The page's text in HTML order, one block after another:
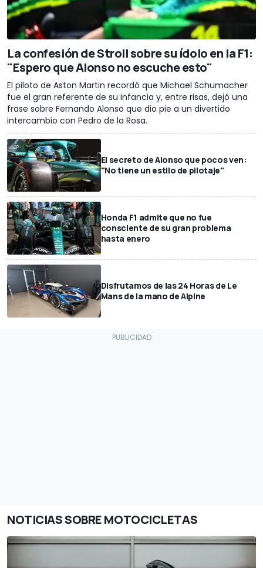
La confesión de Stroll sobre su ídolo en la F1:
"Espero que Alonso no escuche esto"
El piloto de Aston Martin recordó que Michael Schumacher
fue el gran referente de su infancia y, entre risas, dejó una
frase sobre Fernando Alonso que dio pie a un divertido
intercambio con Pedro de la Rosa.
El secreto de Alonso que pocos ven:
"No tiene un estilo de pilotaje"
Honda F1 admite que no fue
consciente de su gran problema
hasta enero
Disfrutamos de las 24 Horas de Le
Mans de la mano de Alpine
NOTICIAS SOBRE MOTOCICLETAS